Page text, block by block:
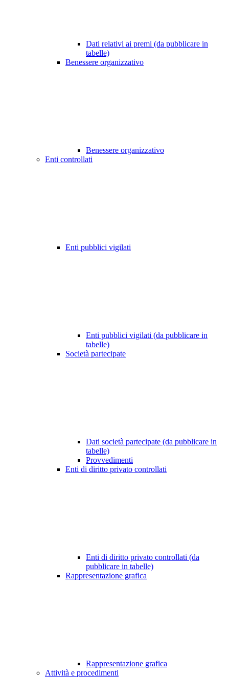
Dati relativi ai premi (da pubblicare in
tabelle)
Benessere organizzativo
Benessere organizzativo
Enti controllati
Enti pubblici vigilati
Enti pubblici vigilati (da pubblicare in
tabelle)
Società partecipate
Dati società partecipate (da pubblicare in
tabelle)
Provvedimenti
Enti di diritto privato controllati
Enti di diritto privato controllati (da
pubblicare in tabelle)
Rappresentazione grafica
Rappresentazione grafica
Attività e procedimenti